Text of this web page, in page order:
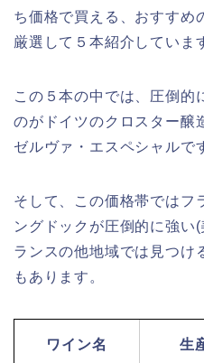
ち価格で買える、おすすめ
厳選して５本紹介していま
この５本の中では、圧倒的
のがドイツのクロスター醸
ゼルヴァ・エスペシャルで
そして、この価格帯ではフ
ングドックが圧倒的に強い
ランスの他地域では見つけ
もあります。
ワイン名 生